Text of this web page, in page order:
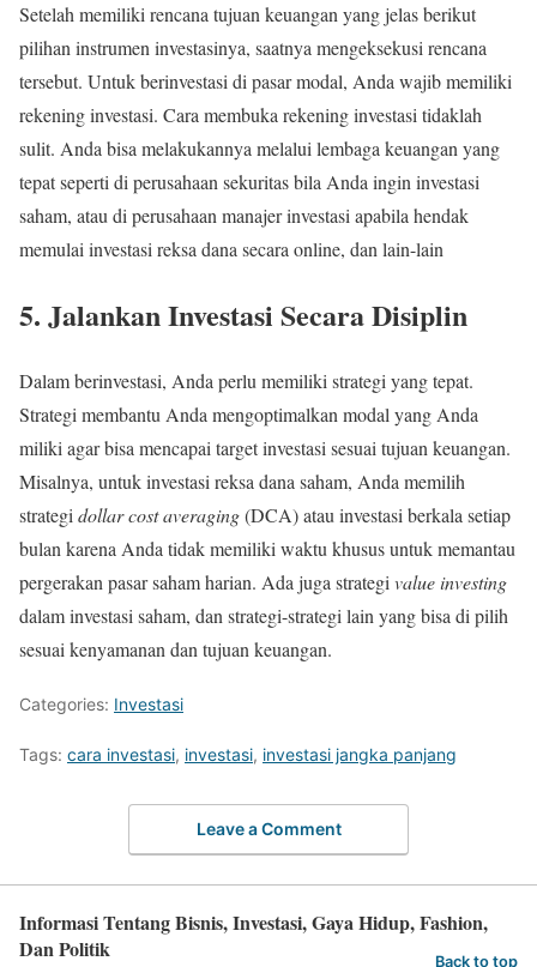
Setelah memiliki rencana tujuan keuangan yang jelas berikut
pilihan instrumen investasinya, saatnya mengeksekusi rencana
tersebut. Untuk berinvestasi di pasar modal, Anda wajib memiliki
rekening investasi. Cara membuka rekening investasi tidaklah
sulit. Anda bisa melakukannya melalui lembaga keuangan yang
tepat seperti di perusahaan sekuritas bila Anda ingin investasi
saham, atau di perusahaan manajer investasi apabila hendak
memulai investasi reksa dana secara online, dan lain-lain
5. Jalankan Investasi Secara Disiplin
Dalam berinvestasi, Anda perlu memiliki strategi yang tepat.
Strategi membantu Anda mengoptimalkan modal yang Anda
miliki agar bisa mencapai target investasi sesuai tujuan keuangan.
Misalnya, untuk investasi reksa dana saham, Anda memilih
strategi dollar cost averaging(DCA) atau investasi berkala setiap
bulan karena Anda tidak memiliki waktu khusus untuk memantau
pergerakan pasar saham harian. Ada juga strategi value investing
dalam investasi saham, dan strategi-strategi lain yang bisa di pilih
sesuai kenyamanan dan tujuan keuangan.
Categories: Investasi
Tags: cara investasi, investasi, investasi jangka panjang
Leave a Comment
Informasi Tentang Bisnis, Investasi, Gaya Hidup, Fashion,
Dan Politik
Back to top